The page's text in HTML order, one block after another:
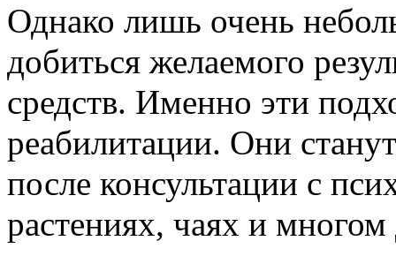
Однако лишь очень
добиться желаемого
средств. Именно эти
реабилитации. Они
после консультации с
растениях, чаях и